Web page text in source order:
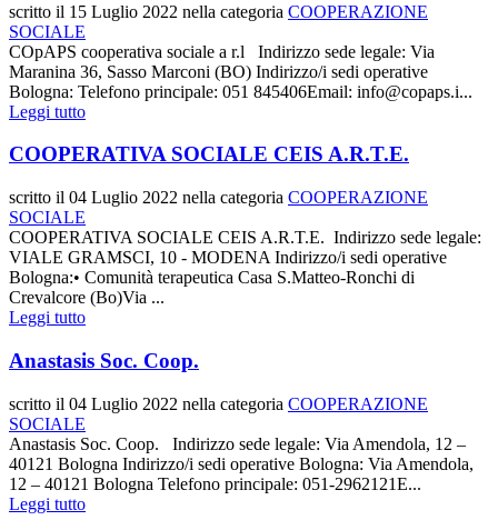
scritto il 15 Luglio 2022 nella categoria COOPERAZIONE
SOCIALE
COpAPS cooperativa sociale a r.l Indirizzo sede legale: Via
Maranina 36, Sasso Marconi (BO) Indirizzo/i sedi operative
Bologna: Telefono principale: 051 845406Email: info@copaps.i...
Leggi tutto
COOPERATIVA SOCIALE CEIS A.R.T.E.
scritto il 04 Luglio 2022 nella categoria COOPERAZIONE
SOCIALE
COOPERATIVA SOCIALE CEIS A.R.T.E. Indirizzo sede legale:
VIALE GRAMSCI, 10 - MODENA Indirizzo/i sedi operative
Bologna:• Comunità terapeutica Casa S.Matteo-Ronchi di
Crevalcore (Bo)Via ...
Leggi tutto
Anastasis Soc. Coop.
scritto il 04 Luglio 2022 nella categoria COOPERAZIONE
SOCIALE
Anastasis Soc. Coop. Indirizzo sede legale: Via Amendola, 12 –
40121 Bologna Indirizzo/i sedi operative Bologna: Via Amendola,
12 – 40121 Bologna Telefono principale: 051-2962121E...
Leggi tutto